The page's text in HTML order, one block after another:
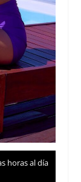
horas al día